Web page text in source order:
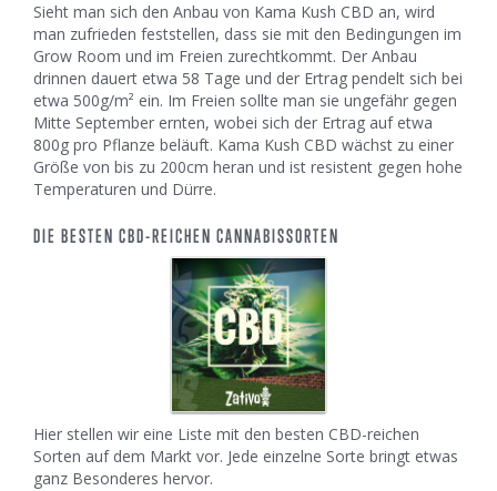
Sieht man sich den Anbau von Kama Kush CBD an, wird
man zufrieden feststellen, dass sie mit den Bedingungen im
Grow Room und im Freien zurechtkommt. Der Anbau
drinnen dauert etwa 58 Tage und der Ertrag pendelt sich bei
etwa 500g/m² ein. Im Freien sollte man sie ungefähr gegen
Mitte September ernten, wobei sich der Ertrag auf etwa
800g pro Pflanze beläuft. Kama Kush CBD wächst zu einer
Größe von bis zu 200cm heran und ist resistent gegen hohe
Temperaturen und Dürre.
DIE BESTEN CBD-REICHEN CANNABISSORTEN
Hier stellen wir eine Liste mit den besten CBD-reichen
Sorten auf dem Markt vor. Jede einzelne Sorte bringt etwas
ganz Besonderes hervor.